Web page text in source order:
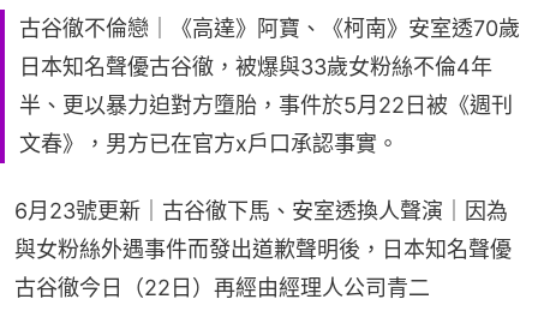
古谷徹不倫戀｜《高達》阿寶、《柯南》安室透70歲
日本知名聲優古谷徹，被爆與33歲女粉絲不倫4年
半、更以暴力迫對方墮胎，事件於5月22日被《週刊
文春》，男方已在官方x戶口承認事實。
6月23號更新｜古谷徹下馬、安室透換人聲演｜因為
與女粉絲外遇事件而發出道歉聲明後，日本知名聲優
古谷徹今日（22日）再經由經理人公司青二